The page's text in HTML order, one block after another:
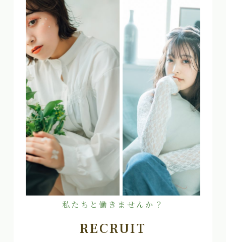
私たちと働きませんか？
RECRUIT